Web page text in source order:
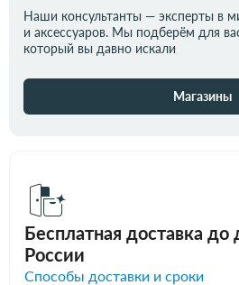
Наши консультанты — эксперты в
и аксессуаров. Мы подберём для
который вы давно искали
Магазины
Бесплатная доставка до
России
Способы доставки и сроки